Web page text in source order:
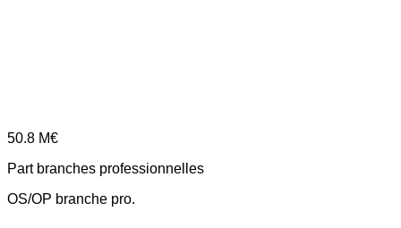
50.8 M€
Part branches professionnelles
OS/OP branche pro.